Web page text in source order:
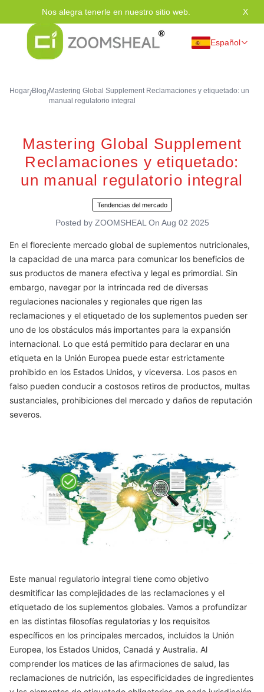
Nos alegra tenerle en nuestro sitio web. X
Español
Hogar/Blog/Mastering Global Supplement Reclamaciones y etiquetado: un
manual regulatorio integral
Mastering Global Supplement
Reclamaciones y etiquetado:
un manual regulatorio integral
Tendencias del mercado
Posted by ZOOMSHEAL On Aug 02 2025
En el floreciente mercado global de suplementos nutricionales,
la capacidad de una marca para comunicar los beneficios de
sus productos de manera efectiva y legal es primordial. Sin
embargo, navegar por la intrincada red de diversas
regulaciones nacionales y regionales que rigen las
reclamaciones y el etiquetado de los suplementos pueden ser
uno de los obstáculos más importantes para la expansión
internacional. Lo que está permitido para declarar en una
etiqueta en la Unión Europea puede estar estrictamente
prohibido en los Estados Unidos, y viceversa. Los pasos en
falso pueden conducir a costosos retiros de productos, multas
sustanciales, prohibiciones del mercado y daños de reputación
severos.
Este manual regulatorio integral tiene como objetivo
desmitificar las complejidades de las reclamaciones y el
etiquetado de los suplementos globales. Vamos a profundizar
en las distintas filosofías regulatorias y los requisitos
específicos en los principales mercados, incluidos la Unión
Europea, los Estados Unidos, Canadá y Australia. Al
comprender los matices de las afirmaciones de salud, las
reclamaciones de nutrición, las especificidades de ingredientes